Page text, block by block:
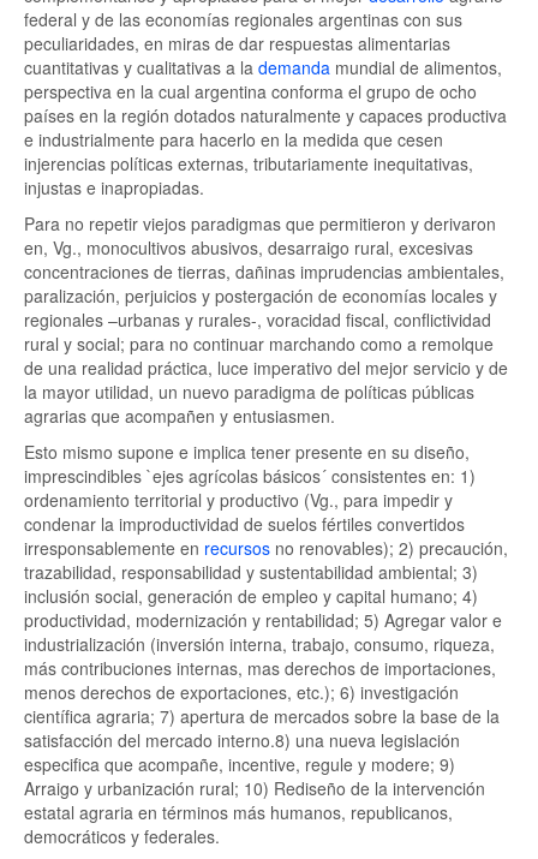
federal y de las economías regionales argentinas con sus
peculiaridades, en miras de dar respuestas alimentarias
cuantitativas y cualitativas a la demanda mundial de alimentos,
perspectiva en la cual argentina conforma el grupo de ocho
países en la región dotados naturalmente y capaces productiva
e industrialmente para hacerlo en la medida que cesen
injerencias políticas externas, tributariamente inequitativas,
injustas e inapropiadas.
Para no repetir viejos paradigmas que permitieron y derivaron
en, Vg., monocultivos abusivos, desarraigo rural, excesivas
concentraciones de tierras, dañinas imprudencias ambientales,
paralización, perjuicios y postergación de economías locales y
regionales –urbanas y rurales-, voracidad fiscal, conflictividad
rural y social; para no continuar marchando como a remolque
de una realidad práctica, luce imperativo del mejor servicio y de
la mayor utilidad, un nuevo paradigma de políticas públicas
agrarias que acompañen y entusiasmen.
Esto mismo supone e implica tener presente en su diseño,
imprescindibles `ejes agrícolas básicos´ consistentes en: 1)
ordenamiento territorial y productivo (Vg., para impedir y
condenar la improductividad de suelos fértiles convertidos
irresponsablemente en recursos no renovables); 2) precaución,
trazabilidad, responsabilidad y sustentabilidad ambiental; 3)
inclusión social, generación de empleo y capital humano; 4)
productividad, modernización y rentabilidad; 5) Agregar valor e
industrialización (inversión interna, trabajo, consumo, riqueza,
más contribuciones internas, mas derechos de importaciones,
menos derechos de exportaciones, etc.); 6) investigación
científica agraria; 7) apertura de mercados sobre la base de la
satisfacción del mercado interno.8) una nueva legislación
especifica que acompañe, incentive, regule y modere; 9)
Arraigo y urbanización rural; 10) Rediseño de la intervención
estatal agraria en términos más humanos, republicanos,
democráticos y federales.